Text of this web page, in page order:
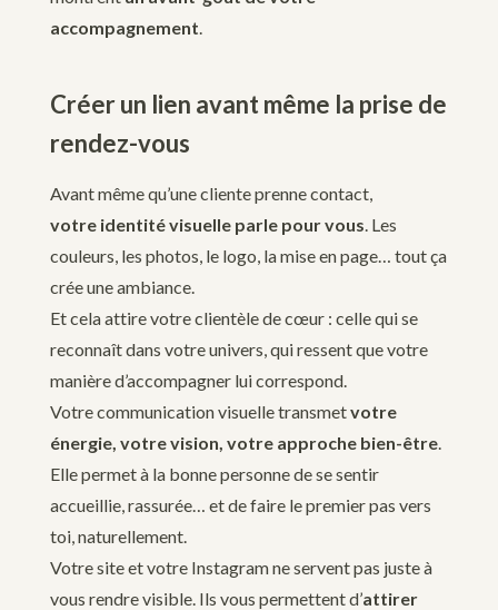
accompagnement
Créer un lien avant même la prise de
rendez-vous
Avant même qu’une cliente prenne contact,
votre identité visuelle parle pour vous . Les
couleurs, les photos, le logo, la mise en page… tout ça
crée une ambiance.
Et cela attire votre clientèle de cœur : celle qui se
reconnaît dans votre univers, qui ressent que votre
manière d’accompagner lui correspond.
Votre communication visuelle transmetvotre
énergie, votre vision, votre approche bien-être.
Elle permet à la bonne personne de se sentir
accueillie, rassurée… et de faire le premier pas vers
toi, naturellement.
Votre site et votre Instagram ne servent pas juste à
vous rendre visible. Ils vous permettent d’attirer